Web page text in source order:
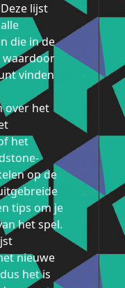
lijst
die in de
waardoor
vinden
over het
het
op de
tips om je
het spel.
nieuwe
het is